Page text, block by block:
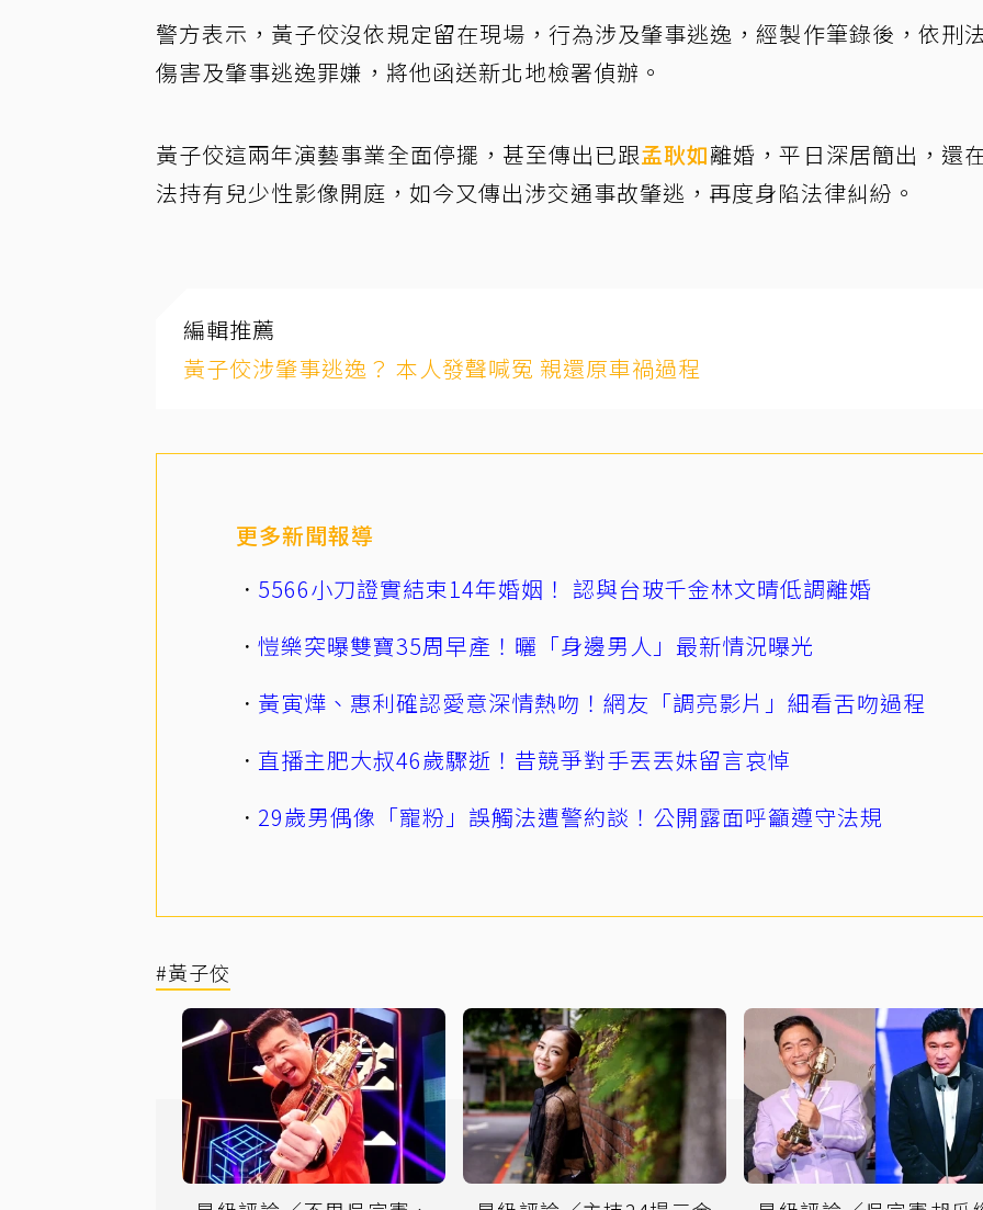
警方表示，黃子佼沒依規定留在現場，行為涉及肇事逃逸，經製作筆錄後，依刑
傷害及肇事逃逸罪嫌，將他函送新北地檢署偵辦。
黃子佼這兩年演藝事業全面停擺，甚至傳出已跟孟耿如離婚，平日深居簡出，還
法持有兒少性影像開庭，如今又傳出涉交通事故肇逃，再度身陷法律糾紛。
編輯推薦
黃子佼涉肇事逃逸？ 本人發聲喊冤 親還原車禍過程
更多新聞報導
5566小刀證實結束14年婚姻！ 認與台玻千金林文晴低調離婚
愷樂突曝雙寶35周早產！曬「身邊男人」最新情況曝光
黃寅燁、惠利確認愛意深情熱吻！網友「調亮影片」細看舌吻過程
直播主肥大叔46歲驟逝！昔競爭對手丟丟妹留言哀悼
29歲男偶像「寵粉」誤觸法遭警約談！公開露面呼籲遵守法規
#黃子佼